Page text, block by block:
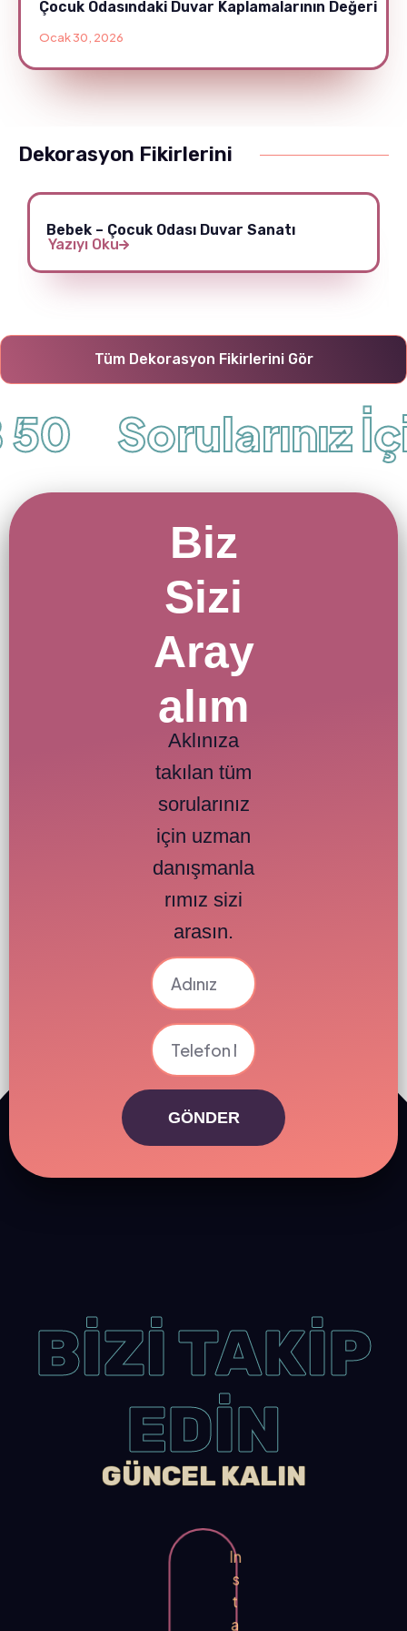
Çocuk Odasındaki Duvar Kaplamalarının Değeri
Ocak 30, 2026
Dekorasyon Fikirlerini
Bebek – Çocuk Odası Duvar Sanatı
Yazıyı Oku
Tüm Dekorasyon Fikirlerini Gör
Sorularınız
Biz
Sizi
Aray
alım
Aklınıza
takılan tüm
sorularınız
için uzman
danışmanla
rımız sizi
arasın.
GÖNDER
BİZİ TAKİP
EDİN
GÜNCEL KALIN
In
s
t
a